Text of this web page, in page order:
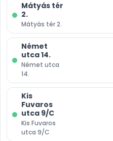
Mátyás tér
2.
Mátyás tér 2.
Német
utca 14.
Német utca
14.
Kis
Fuvaros
utca 9/C
Kis Fuvaros
utca 9/C
Kapcsolat
Józsefvárosi
Központ
Cég székhelye